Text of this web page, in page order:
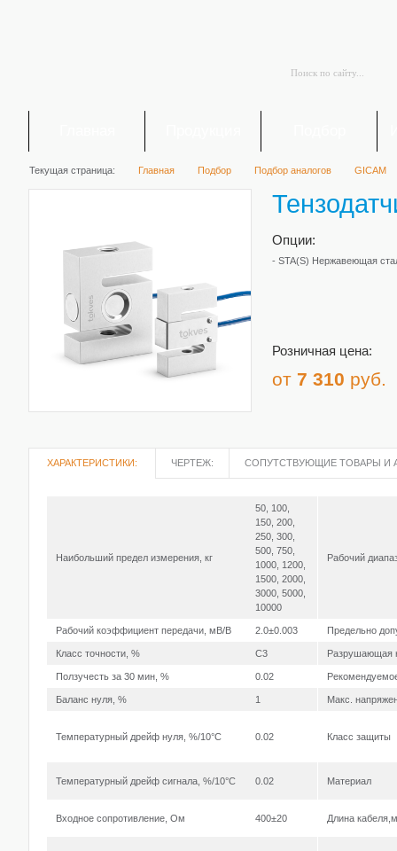
Текущая страница: Главная Подбор Подбор аналогов GICAM
Опции:
- STA(S) Нержавеющая
Розничная цена:
от 7 310 руб.
ХАРАКТЕРИСТИКИ: ЧЕРТЕЖ: СОПУТСТВУЮЩИЕ ТОВАРЫ И
Наибольший предел измерения, кг
50, 100,
150, 200,
250, 300,
500, 750,
1000, 1200,
1500, 2000,
3000, 5000,
10000
Рабочий
Рабочий коэффициент передачи, мВ/В 2.0±0.003 Предельно
Класс точности, % C3 Разрушающая
Ползучесть за 30 мин, % 0.02
Баланс нуля, % 1 Макс.
Температурный дрейф нуля, %/10°С 0.02 Класс защиты
Температурный дрейф сигнала, %/10°С 0.02 Материал
Входное сопротивление, Ом 400±20 Длина кабеля,м